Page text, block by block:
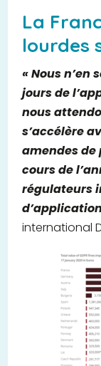
La
lourdes
« Nous n’en
jours de
nous
s’accélère
amendes de
cours de
régulateurs
d’application
international